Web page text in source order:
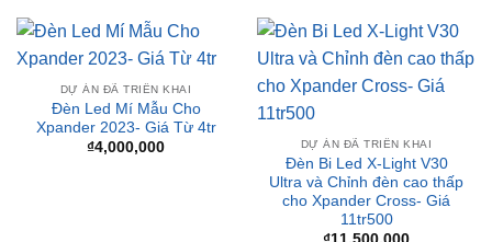
DỰ ÁN ĐÃ TRIỂN KHAI
Đèn Led Mí Mẫu Cho
₫4,000,000 DỰ ÁN ĐÃ TRIỂN KHAI
Đèn Bi Led X-Light V30
cho Xpander Cross- Giá
11tr500
₫11,500,000